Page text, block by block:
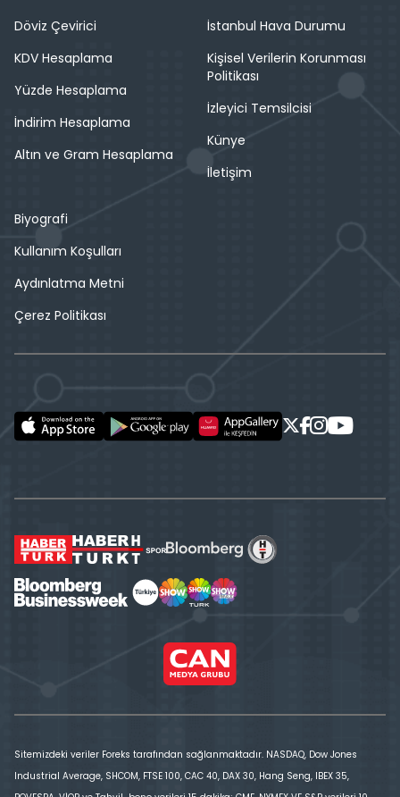
Döviz Çevirici
KDV Hesaplama
Yüzde Hesaplama
İndirim Hesaplama
Altın ve Gram Hesaplama
İstanbul Hava Durumu
Kişisel Verilerin Korunması
Politikası
İzleyici Temsilcisi
Künye
İletişim
Biyografi
Kullanım Koşulları
Aydınlatma Metni
Çerez Politikası
Sitemizdeki veriler Foreks tarafından sağlanmaktadır. NASDAQ, Dow Jones
Industrial Average, SHCOM, FTSE 100, CAC 40, DAX 30, Hang Seng, IBEX 35,